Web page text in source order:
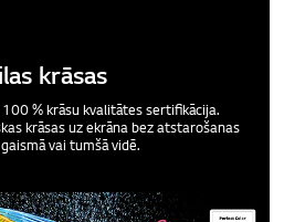
krāsas
% krāsu kvalitātes sertifikācija.
krāsas uz ekrāna bez atstarošanas
vai tumšā vidē.